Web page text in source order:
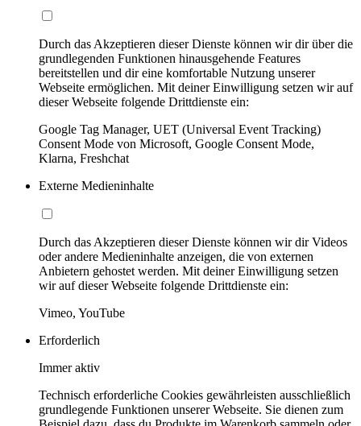
Durch das Akzeptieren dieser Dienste können wir dir über die
grundlegenden Funktionen hinausgehende Features
bereitstellen und dir eine komfortable Nutzung unserer
Webseite ermöglichen. Mit deiner Einwilligung setzen wir auf
dieser Webseite folgende Drittdienste ein:
Google Tag Manager, UET (Universal Event Tracking)
Consent Mode von Microsoft, Google Consent Mode,
Klarna, Freshchat
Externe Medieninhalte
Durch das Akzeptieren dieser Dienste können wir dir Videos
oder andere Medieninhalte anzeigen, die von externen
Anbietern gehostet werden. Mit deiner Einwilligung setzen
wir auf dieser Webseite folgende Drittdienste ein:
Vimeo, YouTube
Erforderlich
Immer aktiv
Technisch erforderliche Cookies gewährleisten ausschließlich
grundlegende Funktionen unserer Webseite. Sie dienen zum